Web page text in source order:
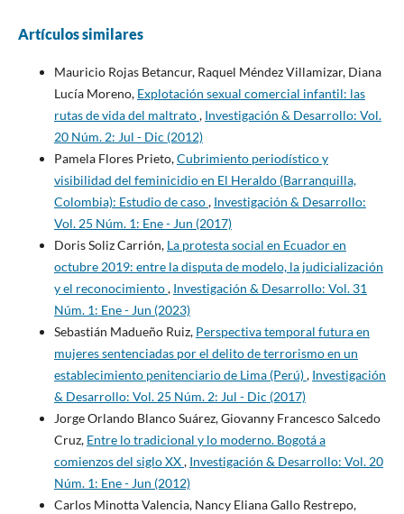
Artículos similares
Mauricio Rojas Betancur, Raquel Méndez Villamizar, Diana
Lucía Moreno, Explotación sexual comercial infantil: las
rutas de vida del maltrato, Investigación & Desarrollo: Vol.
20 Núm. 2: Jul - Dic (2012)
Pamela Flores Prieto,Cubrimiento periodístico y
visibilidad del feminicidio en El Heraldo (Barranquilla,
Colombia): Estudio de caso, Investigación & Desarrollo:
Vol. 25 Núm. 1: Ene - Jun (2017)
Doris Soliz Carrión, La protesta social en Ecuador en
octubre 2019: entre la disputa de modelo, la judicialización
y el reconocimiento, Investigación & Desarrollo: Vol. 31
Núm. 1: Ene - Jun (2023)
Sebastián Madueño Ruiz, Perspectiva temporal futura en
mujeres sentenciadas por el delito de terrorismo en un
establecimiento penitenciario de Lima (Perú), Investigación
& Desarrollo: Vol. 25 Núm. 2: Jul - Dic (2017)
Jorge Orlando Blanco Suárez, Giovanny Francesco Salcedo
Cruz, Entre lo tradicional y lo moderno. Bogotá a
comienzos del siglo XX, Investigación & Desarrollo: Vol. 20
Núm. 1: Ene - Jun (2012)
Carlos Minotta Valencia, Nancy Eliana Gallo Restrepo,